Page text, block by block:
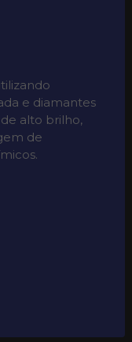
e diamantes
alto brilho,
de